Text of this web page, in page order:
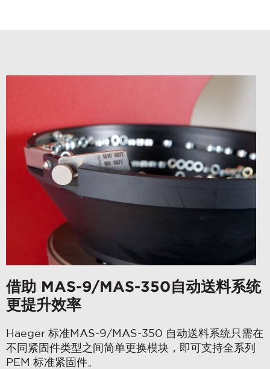
借助 MAS-9/MAS-350自动送料系统
更提升效率
Haeger 标准MAS-9/MAS-350 自动送料系统只需在
不同紧固件类型之间简单更换模块，即可支持全系列
PEM 标准紧固件。
我同意接收 PENNENGINEERING此类相关
您可随时取消订阅此类信息。如需了解退订
方式、隐私权利以及如何保护与尊重您的隐
私，请查阅《 隐私政策》。
点击下面的“提交”即表示你同意
PennEngineering 存储和处理你在上面提交
的个人信息，以用于向你提供所请求的内
容。
资源下载​
点击这里